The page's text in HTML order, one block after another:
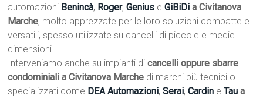
automazioni Benincà, Roger,Genius eGiBiDi a Civitanova
Marche, molto apprezzate per le loro soluzioni compatte e
versatili, spesso utilizzate su cancelli di piccole e medie
dimensioni.
Interveniamo anche su impianti dicancelli oppure sbarre
condominiali a Civitanova Marche di marchi più tecnici o
specializzati come DEA Automazioni,Serai,Cardin eTau a